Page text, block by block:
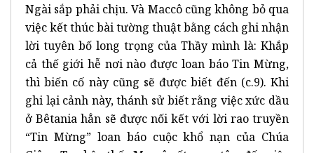
Ngài sắp phải chịu. Và Maccô cũng không bỏ qua
việc kết thúc bài tường thuật bằng cách ghi nhận
lời tuyên bố long trọng của Thầy mình là: Khắp
cả thế giới hễ nơi nào được loan báo Tin Mừng,
thì biến cố này cũng sẽ được biết đến (c.9). Khi
ghi lại cảnh này, thánh sử biết rằng việc xức dầu
ở Bêtania hẳn sẽ được nối kết với lời rao truyền
“Tin Mừng” loan báo cuộc khổ nạn của Chúa